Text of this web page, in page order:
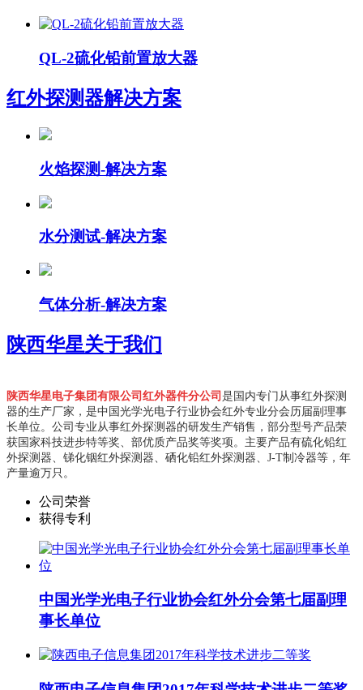
QL-2硫化铅前置放大器
红外探测器解决方案
火焰探测-解决方案
水分测试-解决方案
气体分析-解决方案
陕西华星关于我们
陕西华星电子集团有限公司红外器件分公司 是国内专门从事红外探测
器的生产厂家，是中国光学光电子行业协会红外专业分会历届副理事
长单位。 公司专业从事红外探测器的研发生产销售，部分型号产品荣
获国家科技进步特等奖、部优质产品奖等奖项。主要产品有硫化铅红
外探测器、锑化铟红外探测器、硒化铅红外探测器、J-T制冷器等，年
产量逾万只。
公司荣誉
获得专利
中国光学光电子行业协会红外分会第七届副理
事长单位